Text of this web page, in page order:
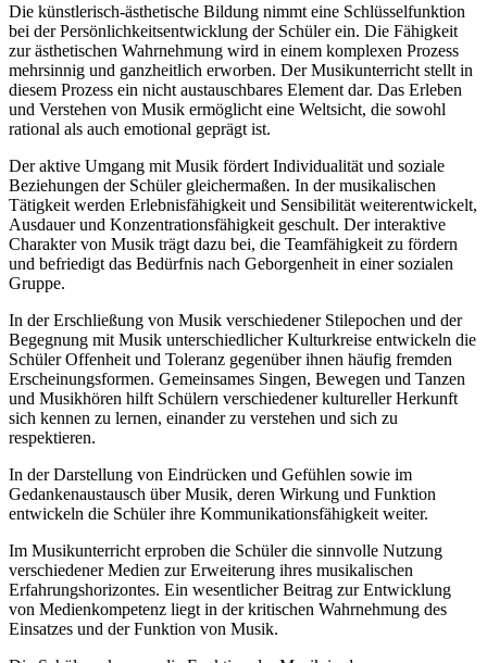
Die künstlerisch-ästhetische Bildung nimmt eine Schlüsselfunktion
bei der Persönlichkeitsentwicklung der Schüler ein. Die Fähigkeit
zur ästhetischen Wahrnehmung wird in einem komplexen Prozess
mehrsinnig und ganzheitlich erworben. Der Musikunterricht stellt in
diesem Prozess ein nicht austauschbares Element dar. Das Erleben
und Verstehen von Musik ermöglicht eine Weltsicht, die sowohl
rational als auch emotional geprägt ist.
Der aktive Umgang mit Musik fördert Individualität und soziale
Beziehungen der Schüler gleichermaßen. In der musikalischen
Tätigkeit werden Erlebnisfähigkeit und Sensibilität weiterentwickelt,
Ausdauer und Konzentrationsfähigkeit geschult. Der interaktive
Charakter von Musik trägt dazu bei, die Teamfähigkeit zu fördern
und befriedigt das Bedürfnis nach Geborgenheit in einer sozialen
Gruppe.
In der Erschließung von Musik verschiedener Stilepochen und der
Begegnung mit Musik unterschiedlicher Kulturkreise entwickeln die
Schüler Offenheit und Toleranz gegenüber ihnen häufig fremden
Erscheinungsformen. Gemeinsames Singen, Bewegen und Tanzen
und Musikhören hilft Schülern verschiedener kultureller Herkunft
sich kennen zu lernen, einander zu verstehen und sich zu
respektieren.
In der Darstellung von Eindrücken und Gefühlen sowie im
Gedankenaustausch über Musik, deren Wirkung und Funktion
entwickeln die Schüler ihre Kommunikationsfähigkeit weiter.
Im Musikunterricht erproben die Schüler die sinnvolle Nutzung
verschiedener Medien zur Erweiterung ihres musikalischen
Erfahrungshorizontes. Ein wesentlicher Beitrag zur Entwicklung
von Medienkompetenz liegt in der kritischen Wahrnehmung des
Einsatzes und der Funktion von Musik.